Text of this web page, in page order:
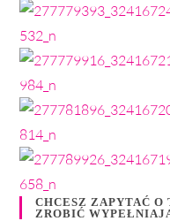
CHCESZ ZAPYTAĆ
ZROBIĆ